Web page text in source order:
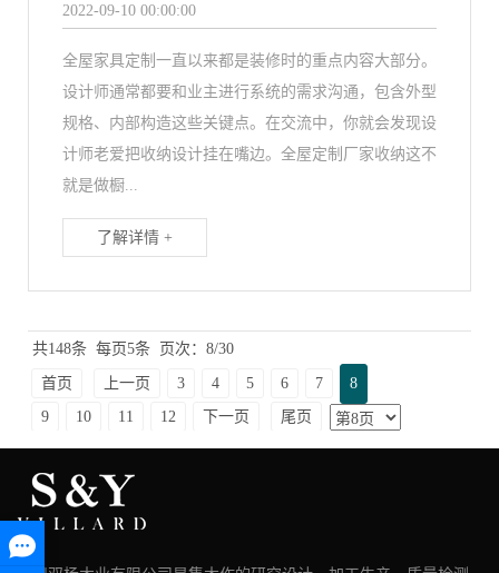
2022-09-10 00:00:00
全屋家具定制一直以来都是装修时的重点内容大部分。
设计师通常都要和业主进行系统的需求沟通，包含外型
规格、内部构造这些关键点。在交流中，你就会发现设
计师老爱把收纳设计挂在嘴边。全屋定制厂家收纳这不
就是做橱...
了解详情 +
共148条 每页5条 页次：8/30
首页 上一页 3 4 5 6 7 8
9 10 11 12 下一页 尾页